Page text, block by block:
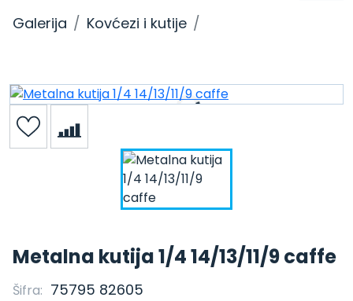
Galerija Kovćezi i kutije
Metalna kutija 1/4 14/13/11/9 caffe
Šifra: 75795 82605